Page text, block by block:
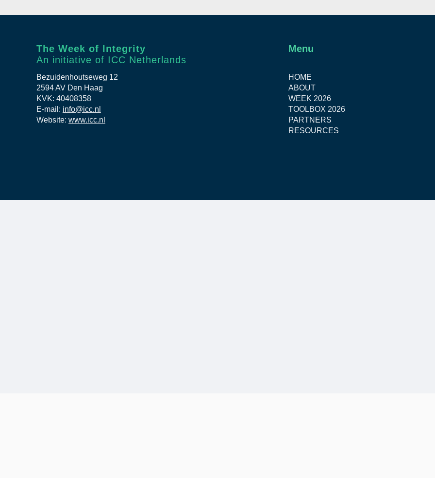
The Week of Integrity
An initiative of ICC Netherlands
Bezuidenhoutseweg 12
2594 AV Den Haag
KVK: 40408358
E-mail: info@icc.nl
Website: www.icc.nl
Menu
HOME
ABOUT
WEEK 2026
TOOLBOX 2026
PARTNERS
RESOURCES